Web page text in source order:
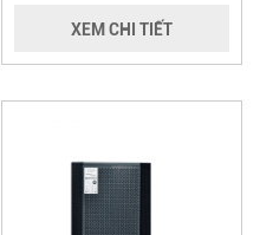
XEM CHI TIẾT